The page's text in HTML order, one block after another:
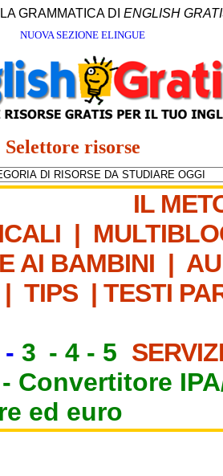
LA GRAMMATICA DI ENGLISH
NUOVA SEZIONE ELINGUE
Selettore risorse
IL
|
AI BAMBINI |
| TIPS | TESTI
- 3 - 4 - 5
Convertitore
ed euro